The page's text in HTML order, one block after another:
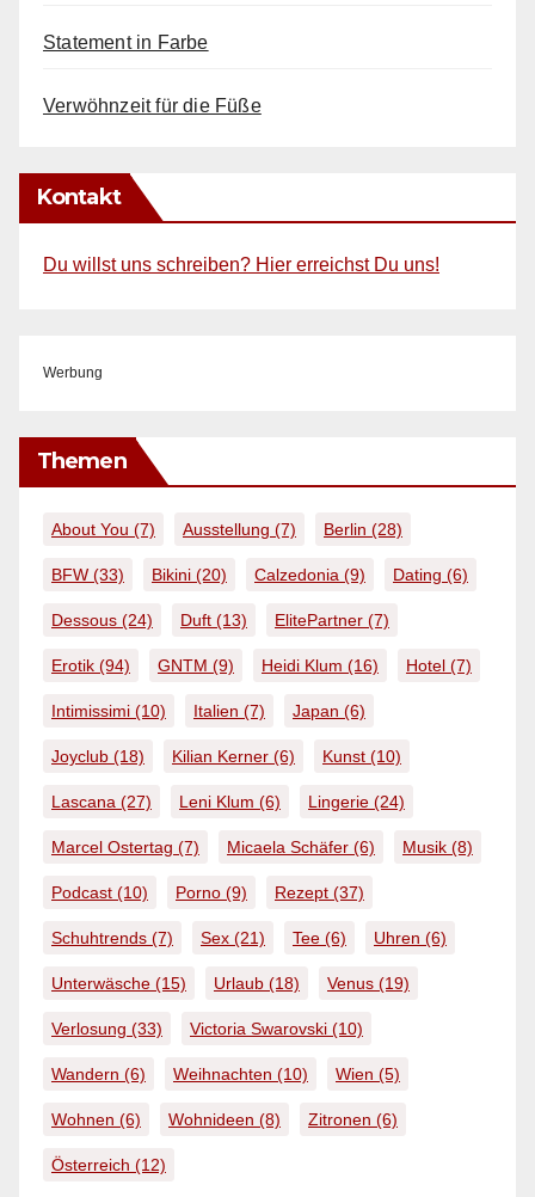
Statement in Farbe
Verwöhnzeit für die Füße
Kontakt
Du willst uns schreiben? Hier erreichst Du uns!
Werbung
Themen
About You (7) Ausstellung (7) Berlin (28)
BFW (33) Bikini (20) Calzedonia (9) Dating (6)
Dessous (24) Duft (13) ElitePartner (7)
Erotik (94) GNTM (9) Heidi Klum (16) Hotel (7)
Intimissimi (10) Italien (7) Japan (6)
Joyclub (18) Kilian Kerner (6) Kunst (10)
Lascana (27) Leni Klum (6) Lingerie (24)
Marcel Ostertag (7) Micaela Schäfer (6) Musik (8)
Podcast (10) Porno (9) Rezept (37)
Schuhtrends (7) Sex (21) Tee (6) Uhren (6)
Unterwäsche (15) Urlaub (18) Venus (19)
Verlosung (33) Victoria Swarovski (10)
Wandern (6) Weihnachten (10) Wien (5)
Wohnen (6) Wohnideen (8) Zitronen (6)
Österreich (12)